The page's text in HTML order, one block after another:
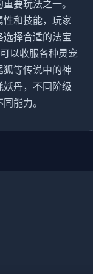
要玩法之一。
和技能，玩家
择合适的法宝
以收服各种灵宠
等传说中的神
丹，不同阶级
能力。